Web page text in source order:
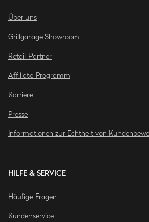
Über uns
Grillgarage Showroom
Retail-Partner
Affiliate-Programm
Karriere
Presse
Informationen zur Echtheit von
HILFE & SERVICE
Häufige Fragen
Kundenservice